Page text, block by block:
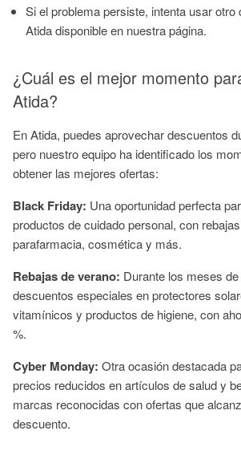
Si el problema persiste, intenta usar otro
Atida disponible en nuestra página.
¿Cuál es el mejor momento
Atida?
En Atida, puedes aprovechar descuentos
pero nuestro equipo ha identificado los
obtener las mejores ofertas:
Black Friday: Una oportunidad perfecta
productos de cuidado personal, con
parafarmacia, cosmética y más.
Rebajas de verano: Durante los meses
descuentos especiales en protectores
vitamínicos y productos de higiene, con
%.
Cyber Monday: Otra ocasión destacada
precios reducidos en artículos de salud y
marcas reconocidas con ofertas que
descuento.